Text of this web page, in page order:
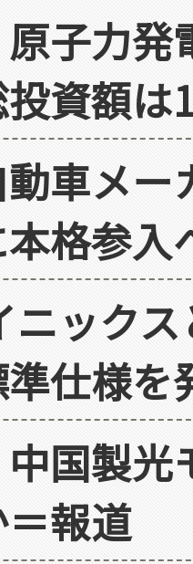
子力
資額は
車メ
格参入
ニック
仕様を
国製光
報道